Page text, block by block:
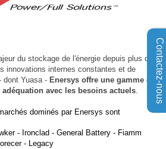
Contactez-nous
du stockage de l'énergie depuis plus de
innovations internes constantes et de
dont Yuasa - Enersys offre une gamme de
avec les besoins actuels.
dominés par Enersys sont
- Ironclad - General Battery - Fiamm
- Legacy